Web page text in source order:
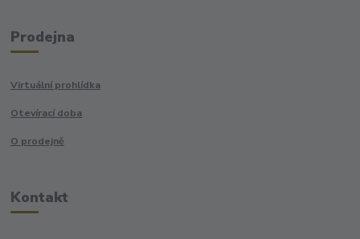
Prodejna
Virtuální prohlídka
Otevírací doba
O prodejně
Kontakt